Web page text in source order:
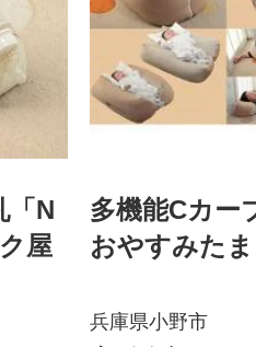
「N
屋
多機能Cカー
おやすみた
兵庫県小野市